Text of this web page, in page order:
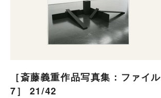
［斎藤義重作品写真集：ファイル
7］ 21/42